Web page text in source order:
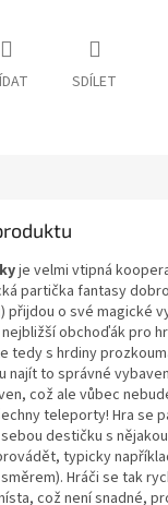
SDÍLET
je velmi vtipná
partička fantasy
přijdou o své magické
obchoďák pro
tedy s hrdiny
najít to správné
což ale vůbec
teleporty! Hra se
destičku s
typicky
Hráči se tak
což není snadné,